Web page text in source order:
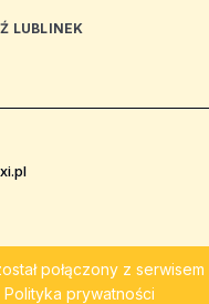
LUBLINEK
połączony z serwisem
Polityka prywatności